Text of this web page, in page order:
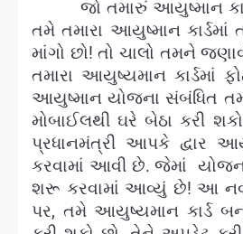
જો તમારું આયુષ્માન
તમે તમારા આયુષ્માન કાર્ડમાં
માંગો છો! તો ચાલો તમને
તમારા આયુષ્યમાન કાર્ડમાં
આયુષ્માન યોજના સંબંધિત
મોબાઈલથી ઘરે બેઠા કરી
પ્રધાનમંત્રી આપકે દ્વાર
કરવામાં આવી છે. જેમાં
શરૂ કરવામાં આવ્યું છે! આ
પર, તમે આયુષ્યમાન કાર્ડ